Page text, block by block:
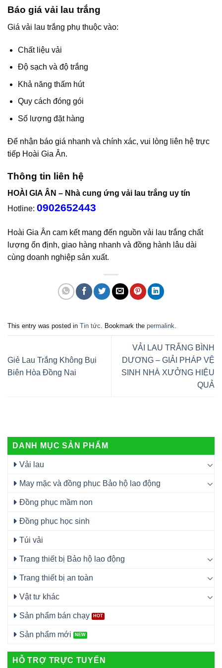
Báo giá vải lau trắng
Giá vải lau trắng phụ thuộc vào:
Chất liệu vải
Độ sạch và độ trắng
Khả năng thấm hút
Quy cách đóng gói
Số lượng đặt hàng
Để nhận báo giá nhanh và chính xác, vui lòng liên hệ trực
tiếp Hoài Gia Ân.
Thông tin liên hệ
HOÀI GIA ÂN – Nhà cung ứng vải lau trắng uy tín
Hotline: 0902652443
Hoài Gia Ân cam kết mang đến nguồn vải lau trắng chất
lượng ổn định, giao hàng nhanh và đồng hành lâu dài
cùng doanh nghiệp sản xuất.
This entry was posted in Tin tức. Bookmark the permalink.
Giẻ Lau Trắng Không Bụi
Biên Hòa Đồng Nai
VẢI LAU TRẮNG BÌNH
DƯƠNG – GIẢI PHÁP VỆ
SINH NHÀ XƯỞNG HIỆU
QUẢ
DANH MỤC SẢN PHẨM
Vải lau
May mặc và đồng phục Bảo hộ lao động
Đồng phục mầm non
Đồng phục học sinh
Túi vải
Trang thiết bị Bảo hộ lao động
Trang thiết bị an toàn
Vật tư khác
Sản phẩm bán chạy
Sản phẩm mới
HỖ TRỢ TRỰC TUYẾN